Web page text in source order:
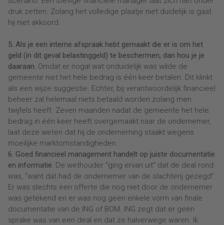
druk zetten. Zolang het volledige plaatje niet duidelijk is gaat
hij niet akkoord.
5. Als je een interne afspraak hebt gemaakt die er is om het
geld (in dit geval belastinggeld) te beschermen, dan hou je je
daaraan. Omdat er nogal wat onduidelijk was wilde de
gemeente niet het hele bedrag is één keer betalen. Dit klinkt
als een wijze suggestie. Echter, bij verantwoordelijk financieel
beheer zal helemaal niets betaald worden zolang men
twijfels heeft. Zeven maanden nadat de gemeente het hele
bedrag in één keer heeft overgemaakt naar de ondernemer,
laat deze weten dat hij de onderneming staakt wegens
moeilijke marktomstandigheden.
6. Goed financieel management handelt op juiste documentatie
en informatie. De wethouder “ging ervan uit” dat de deal rond
was, “want dat had de ondernemer van de slachterij gezegd”.
Er was slechts een offerte die nog niet door de ondernemer
was getekend en er was nog geen enkele vorm van finale
documentatie van de ING of BOM. ING zegt dat er geen
sprake was van een deal en dat ze halverwege waren. Ik